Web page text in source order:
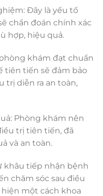
Đây là yếu tố
chẩn đoán chính xác
hợp, hiệu quả.
khám đạt chuẩn
tiên tiến sẽ đảm bảo
trị diễn ra an toàn,
Phòng khám nên
trị tiên tiến, đã
và an toàn.
khâu tiếp nhận bệnh
chăm sóc sau điều
một cách khoa